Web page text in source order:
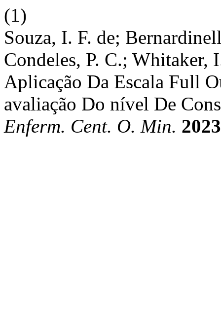
(1)
Souza, I. F. de;
Condeles, P. C.; Whitaker,
Aplicação Da Escala Full
avaliação Do nível De
Enferm. Cent. O. Min. 2023